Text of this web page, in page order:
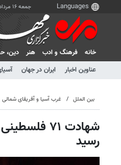
جمعه ۱۶ مرداد ۱۴۰۵
خانه فرهنگ و ادب هنر دين،
عناوین اخبار
ایران در جهان
بین الملل غرب آسیا و آفریقای شمالی
رسید